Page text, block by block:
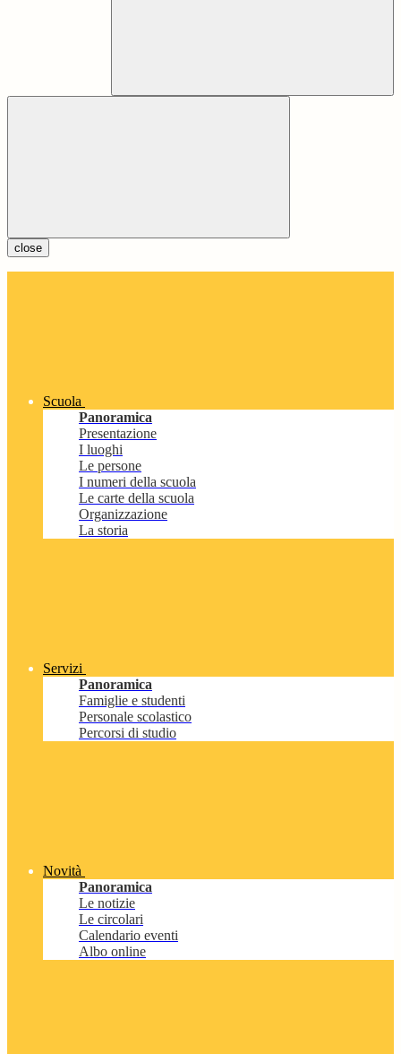
close
Scuola
Panoramica
Presentazione
I luoghi
Le persone
I numeri della scuola
Le carte della scuola
Organizzazione
La storia
Servizi
Panoramica
Famiglie e studenti
Personale scolastico
Percorsi di studio
Novità
Panoramica
Le notizie
Le circolari
Calendario eventi
Albo online